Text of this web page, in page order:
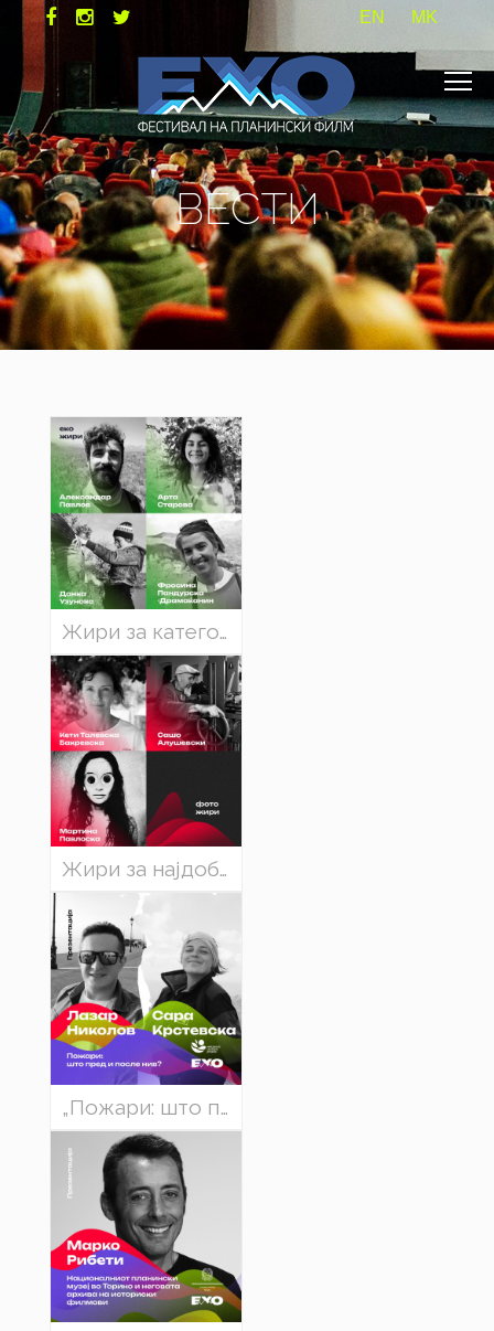
EN MK
ВЕСТИ
Жири за категоријата „Најдобар еколошки филм“
Жири за најдобра планинска фотографија на ЕХО 2024
„Пожари: што пред и после нив?“ - Сара Крстевска и Лазар Николов